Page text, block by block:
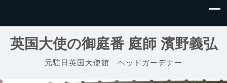
英国大使の御庭番 庭師 濱野義弘
元駐日英国大使館 ヘッドガーデナー